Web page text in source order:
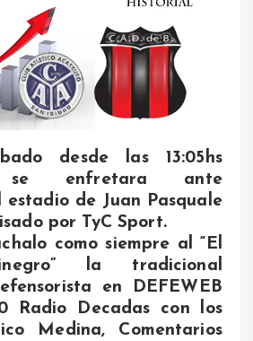
desde las 13:05hs
se enfretara ante
estadio de Juan Pasquale
por TyC Sport.
como siempre al “El
la tradicional
en DEFEWEB
Radio Decadas con los
Medina, Comentarios